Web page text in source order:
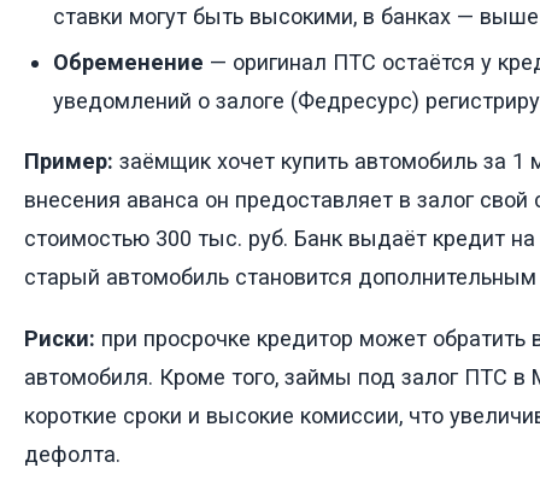
ставки могут быть высокими, в банках —
Обременение — оригинал ПТС остаётся у
уведомлений о залоге (Федресурс)
Пример: заёмщик хочет купить автомобиль за 1
внесения аванса он предоставляет в залог
стоимостью 300 тыс. руб. Банк выдаёт кредит на
старый автомобиль становится
Риски: при просрочке кредитор может обратить
автомобиля. Кроме того, займы под залог ПТС
короткие сроки и высокие комиссии, что
дефолта.